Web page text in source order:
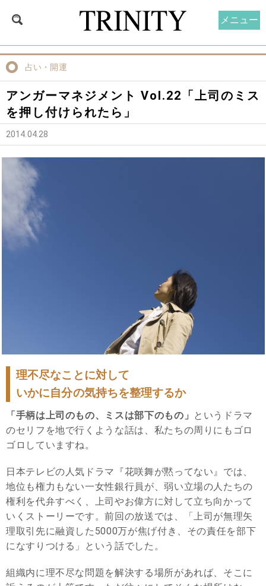
占い・開運
アンガーマネジメント Vol.22「上司のミス
を押し付けられたら」
2014.04.28
理不尽なことに対して
いかに自分の気持ちを整理するか
「手柄は上司のもの、ミスは部下のもの」 というドラマ
のセリフを地で行くような話は、私たちの周りにもゴロ
ゴロしていますね。
日本テレビの人気ドラマ『花咲舞が黙ってない』では、
地位も権力もない一女性銀行員が、弱い立場の人たちの
権利を代弁すべく、上司やお偉方に対して立ち向かって
いくストーリーです。前回の放送では、「上司が無理矢
理取引先に融資した5000万が焦げ付き、その責任を部下
になすりつける」という話でした。
組織内に理不尽な問題を解決する場所があれば、そこに
メニュー